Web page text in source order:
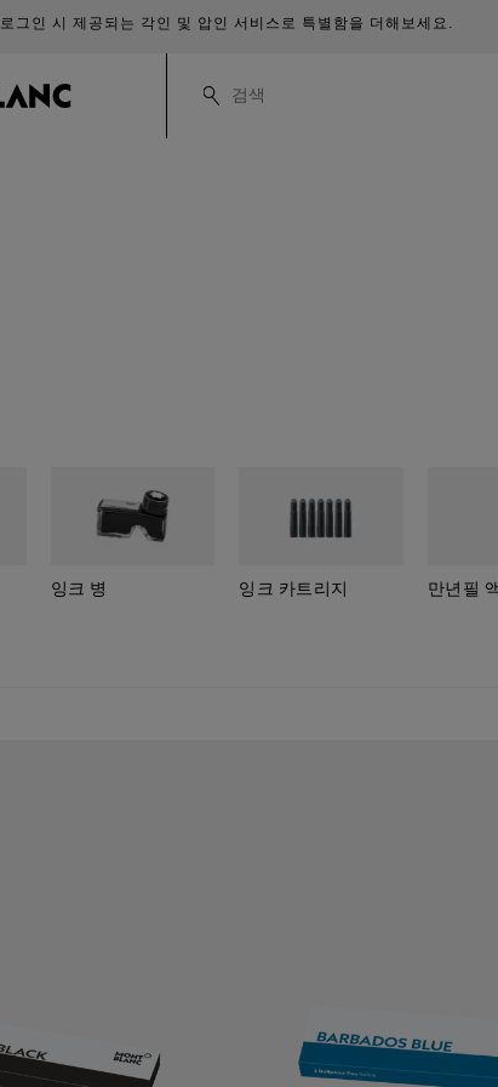
로그인 시 제공되는 각인 및 압인 서비스로 특별함을 더해보세요.
잉크 병 잉크 카트리지 만년필